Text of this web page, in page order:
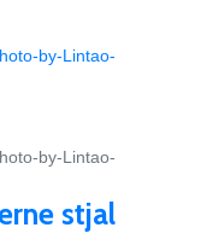
stjal